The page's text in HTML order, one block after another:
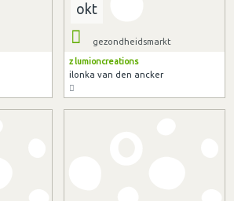
okt
gezondheidsmarkt
z lumioncreations
ilonka van den ancker